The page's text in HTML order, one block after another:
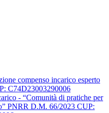
compenso incarico esperto
C74D23003290006
- “Comunità di pratiche per
PNRR D.M. 66/2023 CUP: